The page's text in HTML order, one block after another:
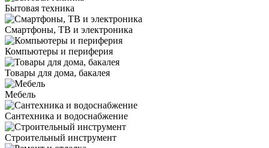
Бытовая техника
Смартфоны, ТВ и электроника
Компьютеры и периферия
Товары для дома, бакалея
Мебель
Сантехника и водоснабжение
Строительный инструмент